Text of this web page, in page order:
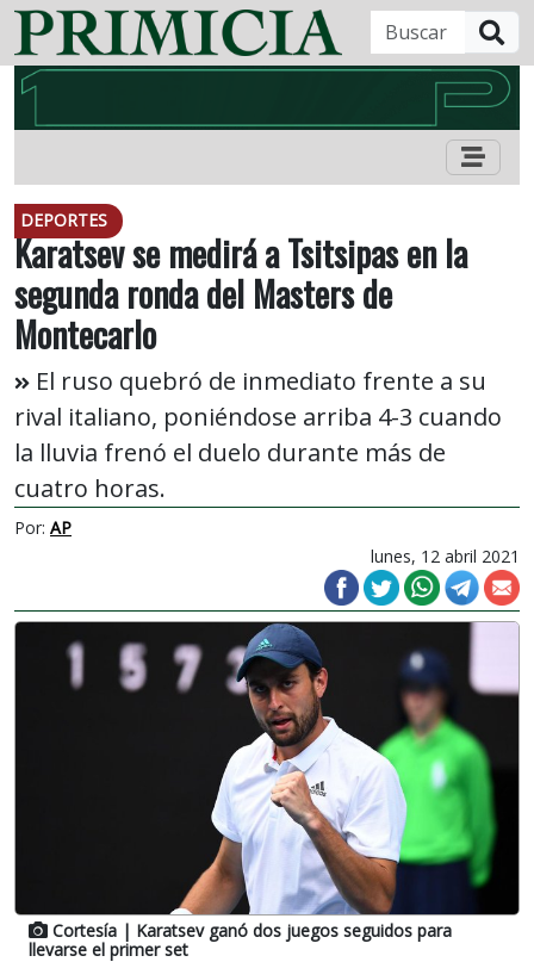
DEPORTES
Karatsev se medirá a Tsitsipas en la
segunda ronda del Masters de
Montecarlo
El ruso quebró de inmediato frente a su
rival italiano, poniéndose arriba 4-3 cuando
la lluvia frenó el duelo durante más de
cuatro horas.
Por: AP
lunes, 12 abril 2021
Cortesía | Karatsev ganó dos juegos seguidos para
llevarse el primer set